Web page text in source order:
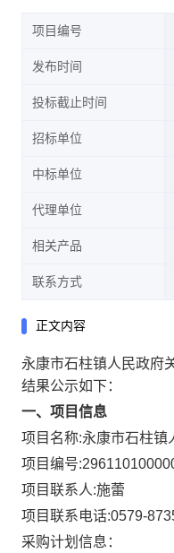
项目编号
发布时间
投标截止时间
招标单位
中标单位
代理单位
相关产品
联系方式
正文内容
永康市石柱镇人民政府
结果公示如下：
一、项目信息
项目名称:永康市石柱镇
项目编号:
项目联系人:施蕾
项目联系电话:0579-
采购计划信息：